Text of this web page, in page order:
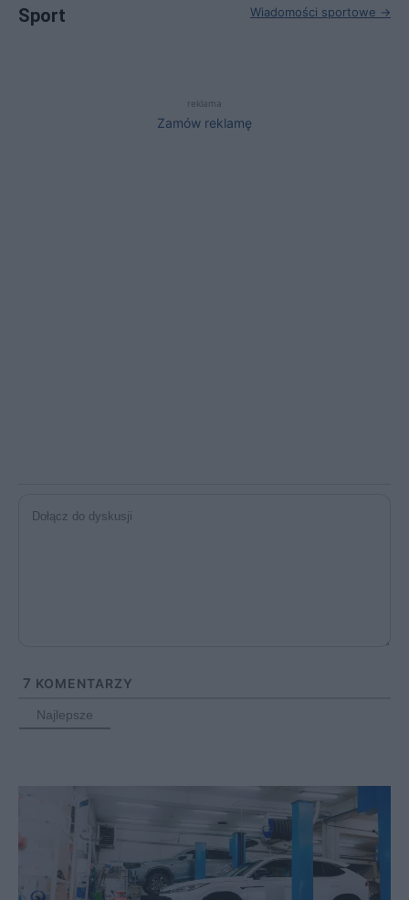
Sport Wiadomości sportowe →
reklama
Zamów reklamę
7 KOMENTARZY
Najlepsze